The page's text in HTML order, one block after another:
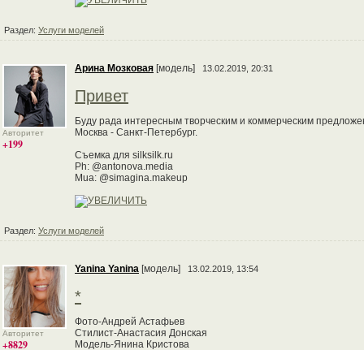
Раздел: Услуги моделей
Авторитет
+199
Арина Мозковая [модель] 13.02.2019, 20:31
Привет
Буду рада интересным творческим и коммерческим
Москва - Санкт-Петербург.
Съемка для silksilk.ru
Ph: @antonova.media
Mua: @simagina.makeup
Раздел: Услуги моделей
Авторитет
+8829
Yanina Yanina [модель] 13.02.2019, 13:54
*
Фото-Андрей Астафьев
Стилист-Анастасия Донская
Модель-Янина Кристова